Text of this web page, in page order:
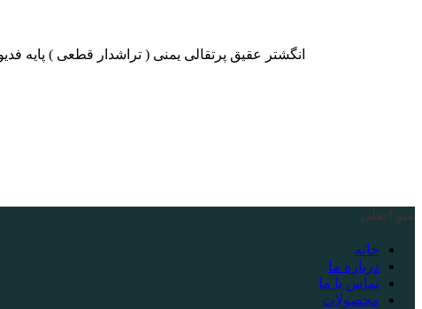
انگشتر عقیق پرتقالی یمنی ( تراشدار قطعی ) پایه
منو اصلی
خانه
درباره ما
تماس با ما
محصولات